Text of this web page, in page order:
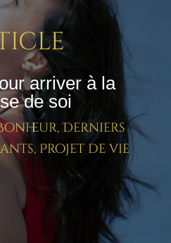
arriver à la
de soi
,Derniers
, Projet de vie